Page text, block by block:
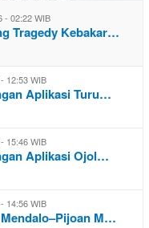
- 02:22 WIB
Tragedy Kebakar…
12:53 WIB
Aplikasi Turu…
15:46 WIB
Aplikasi Ojol…
14:56 WIB
M…